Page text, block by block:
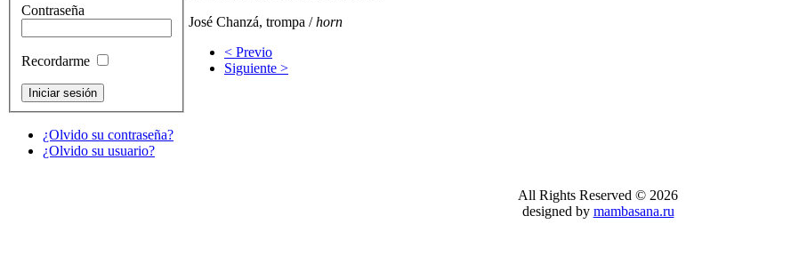
Contraseña
Recordarme
¿Olvido su contraseña?
¿Olvido su usuario?
José Chanzá, trompa /horn
< Previo
Siguiente >
All Rights Reserved © 2026
designed by mambasana.ru